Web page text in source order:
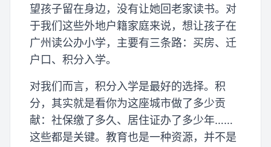
望孩子留在身边，没有让她回老家读书。对
于我们这些外地户籍家庭来说，想让孩子在
广州读公办小学，主要有三条路：买房、迁
户口、积分入学。
对我们而言，积分入学是最好的选择。积
分，其实就是看你为这座城市做了多少贡
献：社保缴了多久、居住证办了多少年……
这些都是关键。教育也是一种资源，并不是